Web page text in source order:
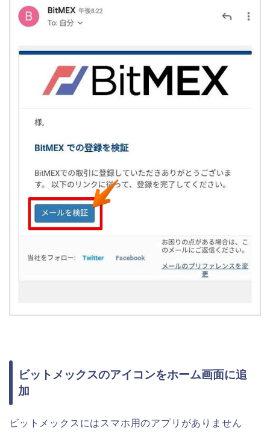
ビットメックスのアイコンをホーム画面に追
加
ビットメックスにはスマホ用のアプリがありません